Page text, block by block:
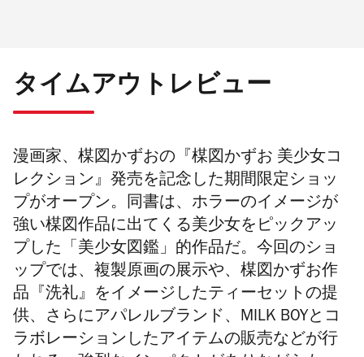
タイムアウトレビュー
漫画家、楳図かずおの『 楳図かずお 美少女コ
レクション』発売を記念した期間限定ショッ
プがオープン。同書は、ホラーのイメージが
強い楳図作品に出てくる美少女をピックアッ
プした「美少女図鑑」的作品だ。今回のショ
ップでは、複製原画の展示や、楳図かずお作
品『洗礼』をイメージしたティーセットの提
供、さらにアパレルブランド、MILK BOYとコ
ラボレーションしたアイテムの販売などが行